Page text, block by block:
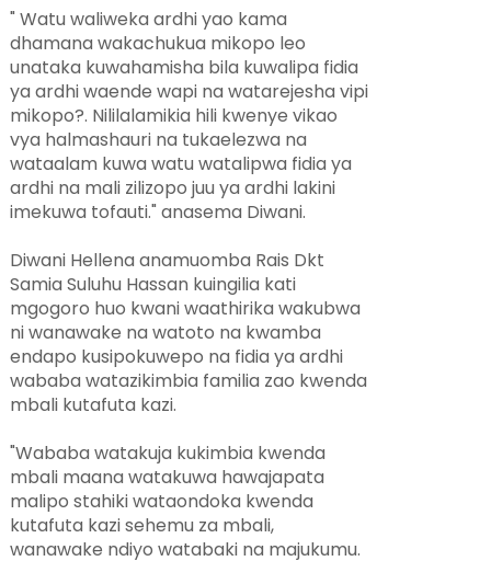
" Watu waliweka ardhi yao kama
dhamana wakachukua mikopo leo
unataka kuwahamisha bila kuwalipa fidia
ya ardhi waende wapi na watarejesha vipi
mikopo?. Nililalamikia hili kwenye vikao
vya halmashauri na tukaelezwa na
wataalam kuwa watu watalipwa fidia ya
ardhi na mali zilizopo juu ya ardhi lakini
imekuwa tofauti." anasema Diwani.
Diwani Hellena anamuomba Rais Dkt
Samia Suluhu Hassan kuingilia kati
mgogoro huo kwani waathirika wakubwa
ni wanawake na watoto na kwamba
endapo kusipokuwepo na fidia ya ardhi
wababa watazikimbia familia zao kwenda
mbali kutafuta kazi.
"Wababa watakuja kukimbia kwenda
mbali maana watakuwa hawajapata
malipo stahiki wataondoka kwenda
kutafuta kazi sehemu za mbali,
wanawake ndiyo watabaki na majukumu.